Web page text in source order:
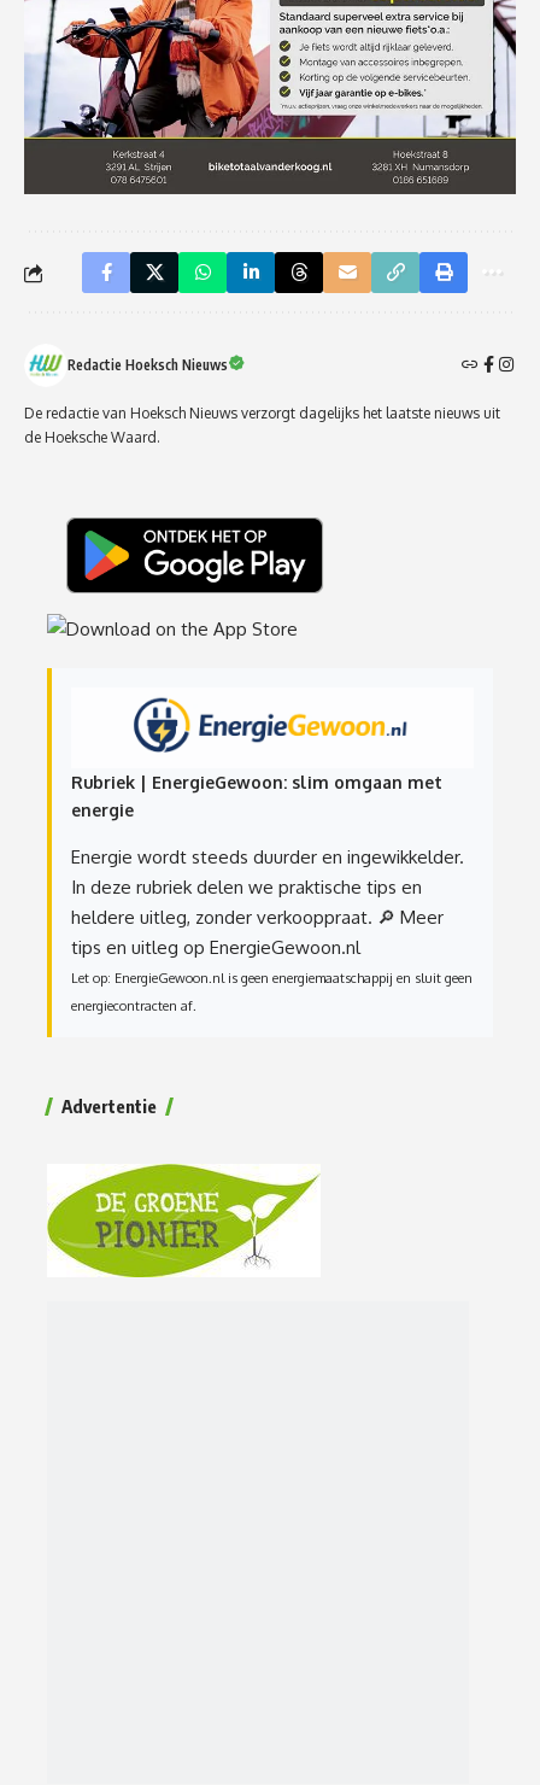
Redactie Hoeksch Nieuws
De redactie van Hoeksch Nieuws verzorgt dagelijks het laatste nieuws uit
de Hoeksche Waard.
Rubriek | EnergieGewoon: slim omgaan met
energie
Energie wordt steeds duurder en ingewikkelder.
In deze rubriek delen we praktische tips en
heldere uitleg, zonder verkooppraat. 🔎 Meer
tips en uitleg op EnergieGewoon.nl
Let op: EnergieGewoon.nl is geen energiemaatschappij en sluit geen
energiecontracten af.
Advertentie